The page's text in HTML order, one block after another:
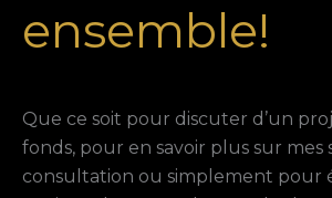
ensemble!
Que ce soit pour discuter d’un
fonds, pour en savoir plus sur mes
consultation ou simplement pour